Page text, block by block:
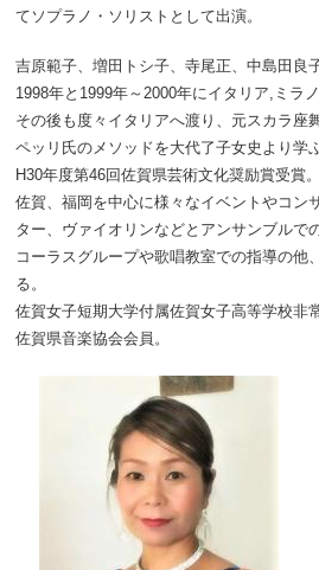
てソプラノ・ソリストとして出演。
吉原範子、増田トシ子、寺尾正、中島田良
1998年と1999年～2000年にイタリア,ミラ
その後も度々イタリアへ渡り、元スカラ座
ペッリ氏のメソッドを大代了子女史より学ぶ
H30年度第46回佐賀県芸術文化奨励賞受賞。
佐賀、福岡を中心に様々なイベントやコン
ター、ヴァイオリンなどとアンサンブルで
コーラスグループや歌唱教室での指導の他
る。
佐賀女子短期大学付属佐賀女子高等学校非
佐賀県音楽協会会員。